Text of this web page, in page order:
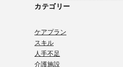
カテゴリー
ケアプラン
スキル
人手不足
介護施設